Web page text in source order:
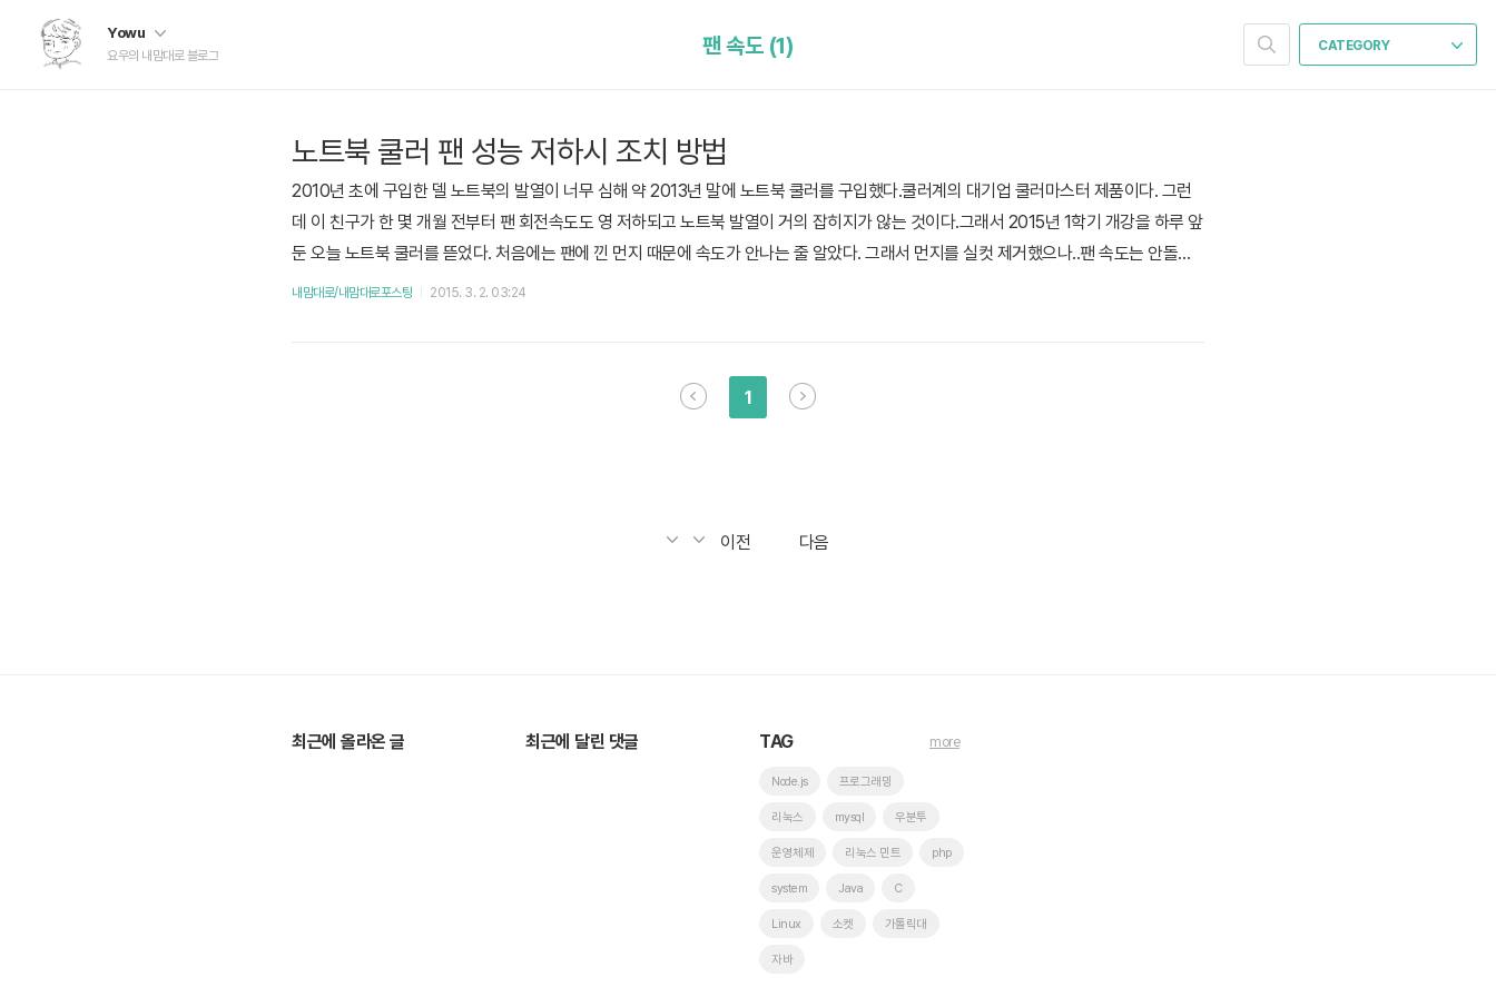
Yowu
요우의 내맘대로 블로그
CATEGORY
팬 속도 (1)
노트북 쿨러 팬 성능 저하시 조치 방법
2010년 초에 구입한 델 노트북의 발열이 너무 심해 약 2013년 말에 노트북 쿨러를 구입했다.쿨러계의 대기업 쿨러마스터 제품이다. 그런
데 이 친구가 한 몇 개월 전부터 팬 회전속도도 영 저하되고 노트북 발열이 거의 잡히지가 않는 것이다.그래서 2015년 1학기 개강을 하루 앞
둔 오늘 노트북 쿨러를 뜯었다. 처음에는 팬에 낀 먼지 때문에 속도가 안나는 줄 알았다. 그래서 먼지를 실컷 제거했으나..팬 속도는 안돌아
오더라. 그래서 뭔가 더 뜯어봤더니 위와 같은 구조로 되어 있더라.모터 방식이 아니라 전자석 방식으로 노트북 쿨러가 돌아가는지 처음 알
내맘대로/내맘대로포스팅 2015. 3. 2. 03:24
1
이전 다음
최근에 올라온 글 최근에 달린 댓글 TAG
Node.js 프로그래밍
리눅스 mysql 우분투
운영체제 리눅스 민트 php
system Java C
Linux 소켓 가톨릭대
자바
more